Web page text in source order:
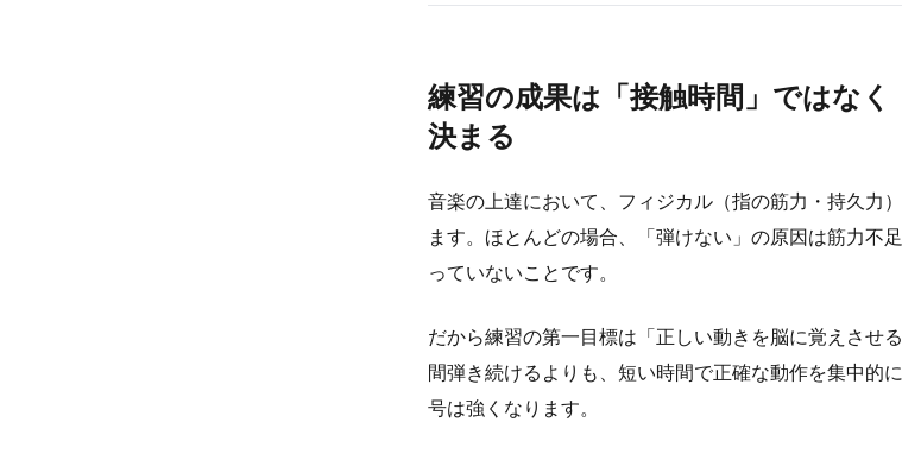
練習の成果は「接触時間」ではなく
決まる
音楽の上達において、フィジカル（指の筋力・持久力
ます。ほとんどの場合、「弾けない」の原因は筋力不
っていないことです。
だから練習の第一目標は「正しい動きを脳に覚えさせ
間弾き続けるよりも、短い時間で正確な動作を集中的
号は強くなります。